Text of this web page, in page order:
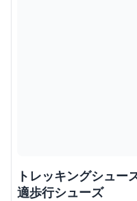
トレッキングシュー
適歩行シューズ